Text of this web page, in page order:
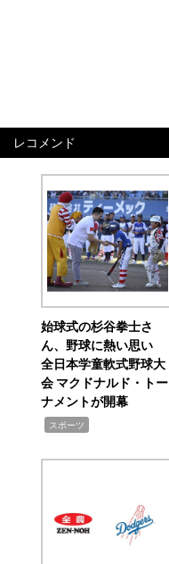
レコメンド
始球式の杉谷拳士さ
ん、野球に熱い思い
全日本学童軟式野球大
会 マクドナルド・トー
ナメントが開幕
スポーツ